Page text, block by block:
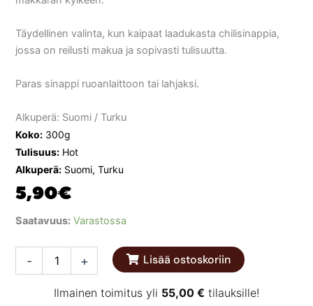
Täydellinen valinta, kun kaipaat laadukasta chilisinappia,
jossa on reilusti makua ja sopivasti tulisuutta.
Paras sinappi ruoanlaittoon tai lahjaksi.
Alkuperä: Suomi / Turku
Koko: 300g
Tulisuus: Hot
Alkuperä: Suomi, Turku
5,90€
Saatavuus: Varastossa
-
Lärvisen
Sinappi
300g
määrä
+ Lisää ostoskoriin
Ilmainen toimitus yli 55,00 € tilauksille!